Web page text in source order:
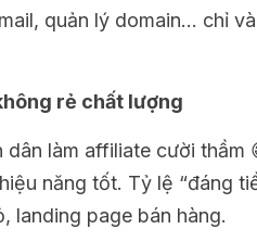
quản lý domain… chỉ
rẻ chất lượng
làm affiliate cười thầm
năng tốt. Tỷ lệ “đáng
landing page bán hàng.